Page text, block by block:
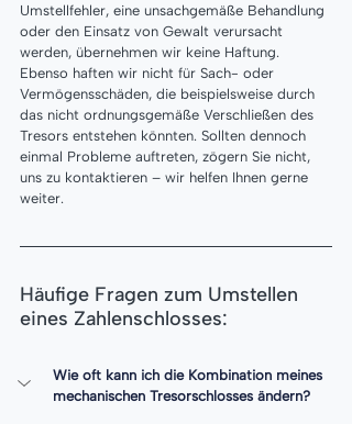
Umstellfehler, eine unsachgemäße Behandlung
oder den Einsatz von Gewalt verursacht
werden, übernehmen wir keine Haftung.
Ebenso haften wir nicht für Sach- oder
Vermögensschäden, die beispielsweise durch
das nicht ordnungsgemäße Verschließen des
Tresors entstehen könnten. Sollten dennoch
einmal Probleme auftreten, zögern Sie nicht,
uns zu kontaktieren – wir helfen Ihnen gerne
weiter.
Häufige Fragen zum Umstellen
eines Zahlenschlosses:
Wie oft kann ich die Kombination meines
mechanischen Tresorschlosses ändern?